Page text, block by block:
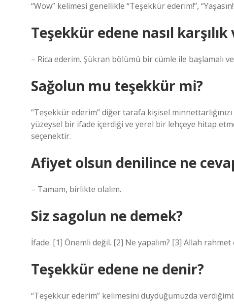
“Wow” kelimesi genellikle “Teşekkür ederim!”,
Teşekkür edene nasıl
– Rica ederim. Şükran bölümü bir cümle ile başlamalı
Sağolun mu teşekkür mi?
“Teşekkür ederim” diğer tarafa kişisel
yüzeysel bir ifade içerdiği ve yerel bir lehçeye hitap
seçenektir.
Afiyet olsun denilince ne
– Tamam, birlikte olalım.
Siz sagolun ne demek?
İfade. [1] Önemli değil. [2] Ne yapalım? [3] Allah rahmet
Teşekkür edene ne denir?
“Teşekkür ederim” kelimesini duyduğumuzda